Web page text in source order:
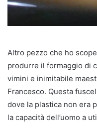
Altro pezzo che ho
produrre il formaggio di
vimini e inimitabile
Francesco. Questa
dove la plastica non era
la capacità dell’uomo a